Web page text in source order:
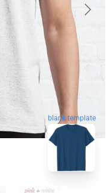
blank template